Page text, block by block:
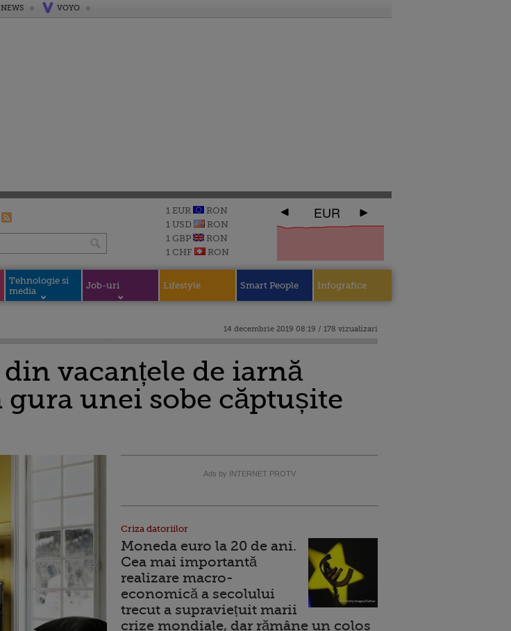
VOYO
1 EUR
RON
1 USD
RON
1 GBP
RON
1 CHF
RON
EUR
Tehnologie si
media
Job-uri Lifestyle Smart People Infografice
14 decembrie 2019 08:19 / 178 vizualizari
vacanțele de iarnă
unei sobe căptușite
Ads by INTERNET PROTV
Criza datoriilor
Moneda euro la 20 de ani.
Cea mai importantă
realizare macro-
economică a secolului
trecut a supraviețuit marii
crize mondiale, dar rămâne un colos